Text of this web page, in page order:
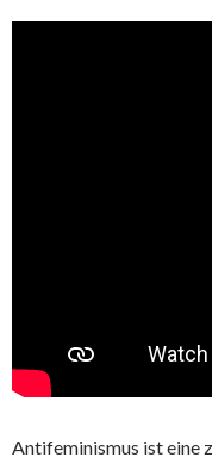
Antifeminismus ist eine